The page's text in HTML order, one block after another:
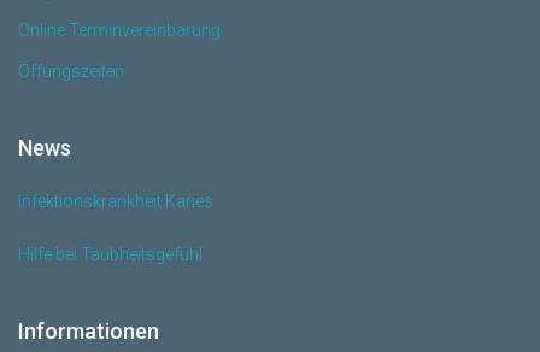
Online Terminvereinbarung
Öffungszeiten
News
Infektionskrankheit Karies
Hilfe bei Taubheitsgefühl
Informationen